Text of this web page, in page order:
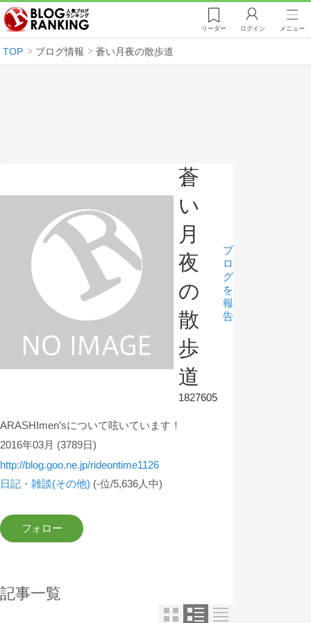
リーダー ログイン メニュー
TOP ブログ情報 蒼い月夜の散歩道
蒼
い
月
夜
の
散
歩
道
1827605
ブ
ロ
グ
を
報
告
ARASHImen’sについて呟いています！
2016年03月 (3789日)
http://blog.goo.ne.jp/rideontime1126
日記・雑談(その他) (-位/5,636人中)
記事一覧